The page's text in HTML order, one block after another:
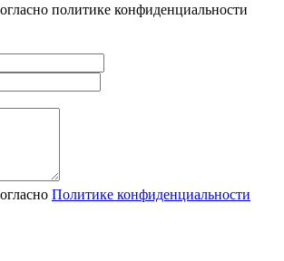
политике конфиденциальности
Политике конфиденциальности